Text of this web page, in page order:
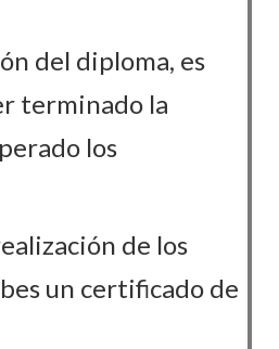
del diploma, es
terminado la
los
de los
un certificado de